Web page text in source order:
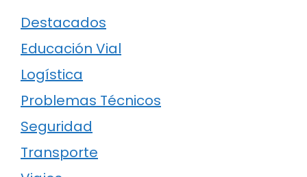
Destacados
Educación Vial
Logística
Problemas Técnicos
Seguridad
Transporte